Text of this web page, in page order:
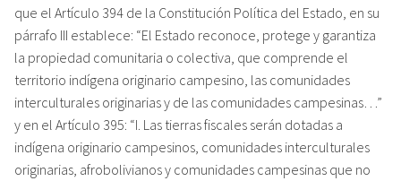
que el Artículo 394 de la Constitución Política del Estado, en su
párrafo III establece: “El Estado reconoce, protege y garantiza
la propiedad comunitaria o colectiva, que comprende el
territorio indígena originario campesino, las comunidades
interculturales originarias y de las comunidades campesinas…”
y en el Artículo 395: “I. Las tierras fiscales serán dotadas a
indígena originario campesinos, comunidades interculturales
originarias, afrobolivianos y comunidades campesinas que no